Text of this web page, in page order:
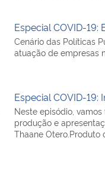
Especial COVID-19:
Cenário das Políticas
atuação de empresas
Especial COVID-
Neste episódio,
produção e
Thaane Otero.Produto